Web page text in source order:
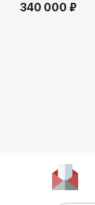
340 000 ₽